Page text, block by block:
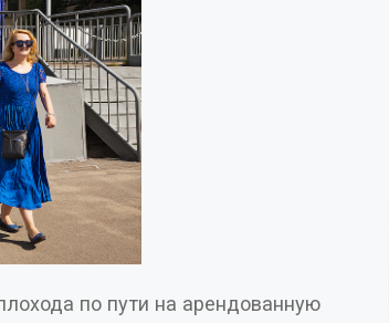
по пути на арендованную